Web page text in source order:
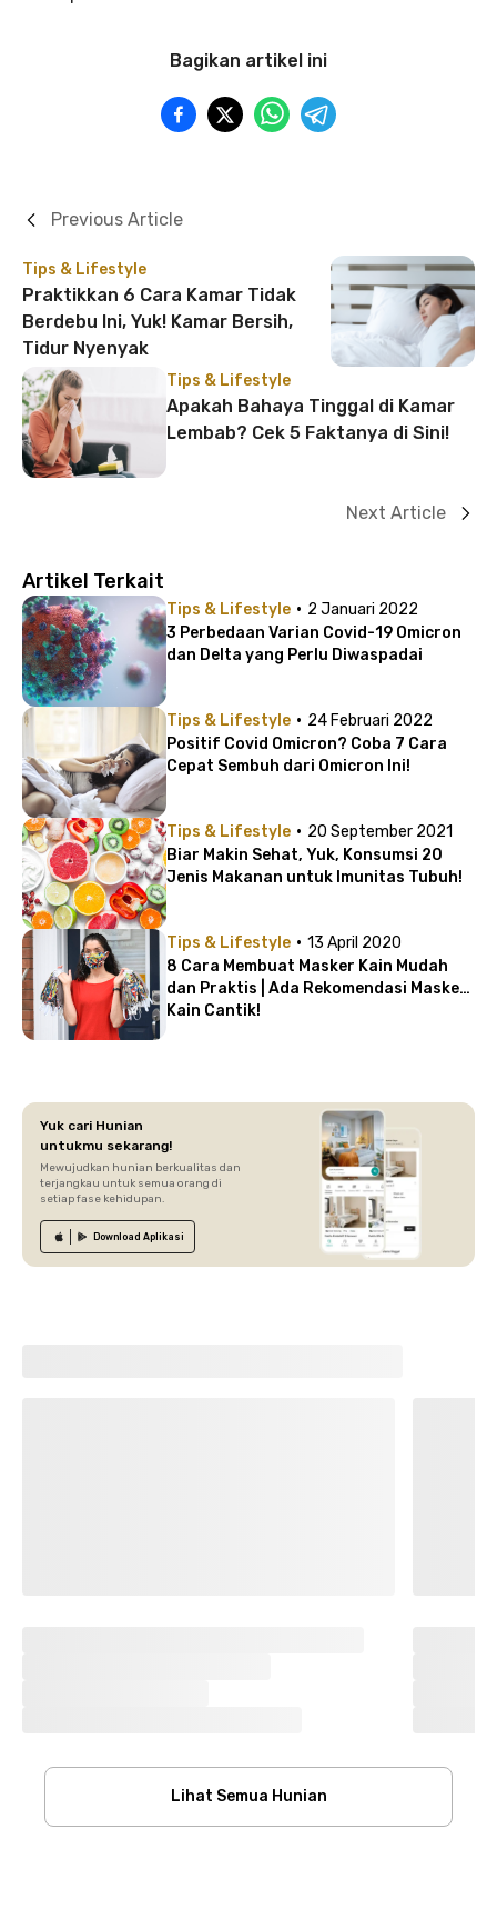
Bagikan artikel ini
Tips & Lifestyle
Praktikkan 6 Cara Kamar Tidak
Berdebu Ini, Yuk! Kamar Bersih,
Tidur Nyenyak
Previous Article
Tips & Lifestyle
Apakah Bahaya Tinggal di Kamar
Lembab? Cek 5 Faktanya di Sini!
Next Article
Artikel Terkait
Tips & Lifestyle · 2 Januari 2022
3 Perbedaan Varian Covid-19 Omicron
dan Delta yang Perlu Diwaspadai
Tips & Lifestyle · 24 Februari 2022
Positif Covid Omicron? Coba 7 Cara
Cepat Sembuh dari Omicron Ini!
Tips & Lifestyle · 20 September 2021
Biar Makin Sehat, Yuk, Konsumsi 20
Jenis Makanan untuk Imunitas Tubuh!
Tips & Lifestyle · 13 April 2020
8 Cara Membuat Masker Kain Mudah
dan Praktis | Ada Rekomendasi Masker
Kain Cantik!
Yuk cari Hunian
untukmu sekarang!
Mewujudkan hunian berkualitas dan
terjangkau untuk semua orang di
setiap fase kehidupan.
Download Aplikasi
Lihat Semua Hunian